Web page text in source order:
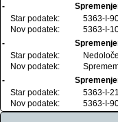
-
Star podatek:
5363-I-
Nov podatek:
5363-I-
-
Star podatek:
Nov podatek:
-
Star podatek:
5363-I-
Nov podatek:
5363-I-